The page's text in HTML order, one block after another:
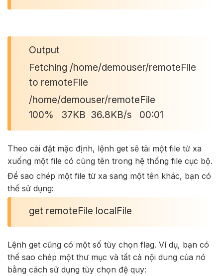
Output
Fetching /home/demouser/remoteFile
to remoteFile
/home/demouser/remoteFile
100% 37KB 36.8KB/s 00:01
Theo cài đặt mặc định, lệnh get sẽ tải một file từ xa
xuống một file có cùng tên trong hệ thống file cục bộ.
Để sao chép một file từ xa sang một tên khác, bạn có
thể sử dụng:
get remoteFile localFile
Lệnh get cũng có một số tùy chọn flag. Ví dụ, bạn có
thể sao chép một thư mục và tất cả nội dung của nó
bằng cách sử dụng tùy chọn đệ quy: